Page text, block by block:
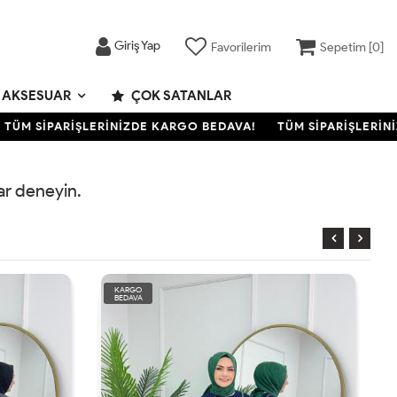
Giriş Yap Favorilerim Sepetim [0]
AKSESUAR ÇOK SATANLAR
SİPARİŞLERİNİZDE KARGO BEDAVA! TÜM
deneyin.
KARGO
BEDAVA